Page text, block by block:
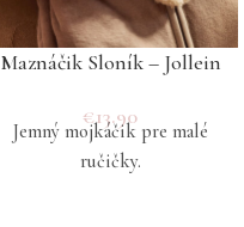
Maznáčik Sloník – Jollein
€13.90
Jemný mojkáčik pre malé
ručičky.